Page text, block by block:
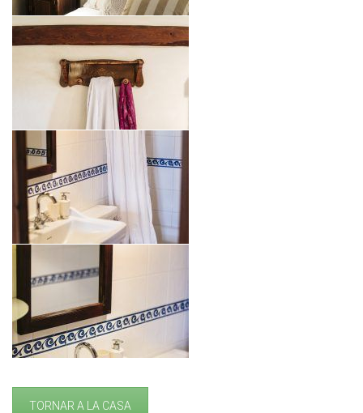
TORNAR A LA CASA